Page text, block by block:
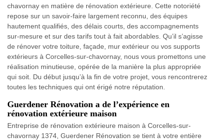
chavornay en matière de rénovation extérieure. Cette notoriété
repose sur un savoir-faire largement reconnu, des équipes
hautement qualifiés, des délais courts, des accompagnements
sur-mesure et sur des tarifs tout à fait abordables. Qu’il s’agisse
de rénover votre toiture, façade, mur extérieur ou vos supports
extérieurs à Corcelles-sur-chavornay, nous vous promettons une
réalisation minutieuse, opérée de la manière la plus appropriée
qui soit. Du début jusqu’à la fin de votre projet, vous rencontrerez
toutes les techniques qui ont érigé notre réputation.
Guerdener Rénovation a de l’expérience en
rénovation extérieure maison
Entreprise de rénovation extérieure maison à Corcelles-sur-
chavornay 1374, Guerdener Rénovation se tient à votre entière